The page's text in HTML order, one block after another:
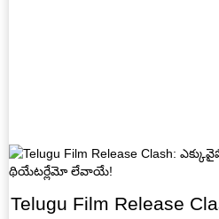
Telugu Film Release